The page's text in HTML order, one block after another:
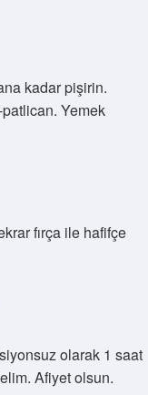
kadar pişirin.
Yemek
fırça ile hafifçe
olarak 1 saat
Afiyet olsun.